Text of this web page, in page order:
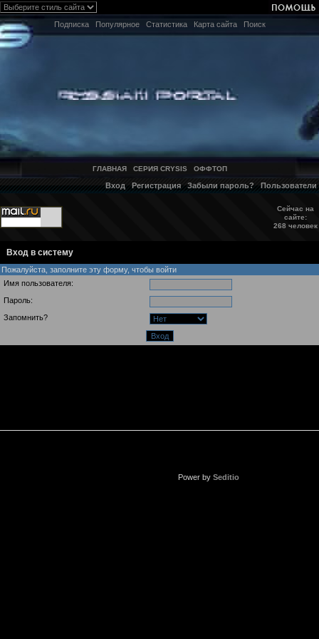
Подписка Популярное Статистика Карта сайта Поиск
ГЛАВНАЯ СЕРИЯ CRYSIS ОФФТОП
Вход Регистрация Забыли пароль? Пользователи
Сейчас на
сайте:
268 человек
Вход в систему
Пожалуйста, заполните эту форму, чтобы войти
Имя пользователя:
Пароль:
Запомнить?
Power by Seditio